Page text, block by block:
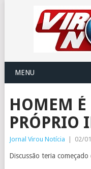
MENU
HOMEM É
PRÓPRIO
Jornal Virou Notícia 02/
Discussão teria